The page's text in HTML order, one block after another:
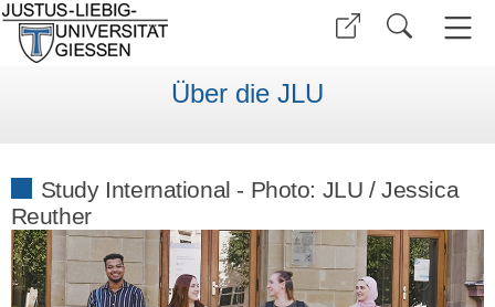
Über die JLU
Study International - Photo: JLU / Jessica
Reuther